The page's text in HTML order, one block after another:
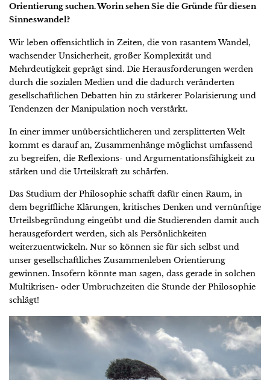
Orientierung suchen. Worin sehen Sie die Gründe für diesen
Sinneswandel?
Wir leben offensichtlich in Zeiten, die von rasantem Wandel,
wachsender Unsicherheit, großer Komplexität und
Mehrdeutigkeit geprägt sind. Die Herausforderungen werden
durch die sozialen Medien und die dadurch veränderten
gesellschaftlichen Debatten hin zu stärkerer Polarisierung und
Tendenzen der Manipulation noch verstärkt.
In einer immer unübersichtlicheren und zersplitterten Welt
kommt es darauf an, Zusammenhänge möglichst umfassend
zu begreifen, die Reflexions- und Argumentationsfähigkeit zu
stärken und die Urteilskraft zu schärfen.
Das Studium der Philosophie schafft dafür einen Raum, in
dem begriffliche Klärungen, kritisches Denken und vernünftige
Urteilsbegründung eingeübt und die Studierenden damit auch
herausgefordert werden, sich als Persönlichkeiten
weiterzuentwickeln. Nur so können sie für sich selbst und
unser gesellschaftliches Zusammenleben Orientierung
gewinnen. Insofern könnte man sagen, dass gerade in solchen
Multikrisen- oder Umbruchzeiten die Stunde der Philosophie
schlägt!